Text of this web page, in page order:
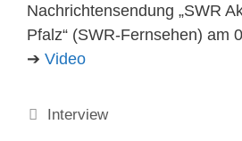
Nachrichtensendung „SWR
Pfalz“ (SWR-Fernsehen) am
➔ Video
Kategorien
Interview